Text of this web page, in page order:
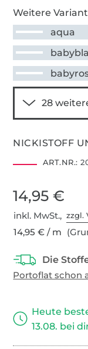
Weitere
aqua
NICKISTOFF
ART.NR.:
14,95 €
inkl. MwSt.,zzgl.
14,95 € / m
Heute
13.08. bei